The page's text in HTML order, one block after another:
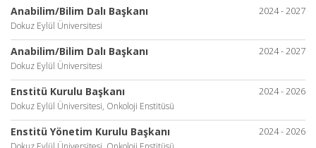
2024 - 2027
Anabilim/Bilim Dalı Başkanı
Dokuz Eylül Üniversitesi
2024 - 2027
Anabilim/Bilim Dalı Başkanı
Dokuz Eylül Üniversitesi
2024 - 2026
Enstitü Kurulu Başkanı
Dokuz Eylül Üniversitesi, Onkoloji Enstitüsü
2024 - 2026
Enstitü Yönetim Kurulu Başkanı